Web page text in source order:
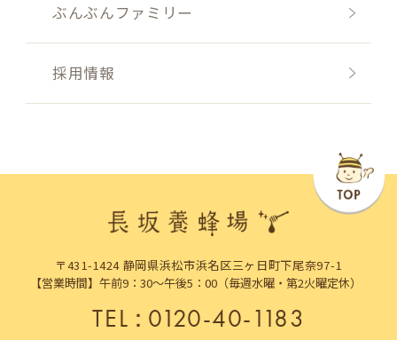
ぶんぶんファミリー
採用情報
〒431-1424 静岡県浜松市浜名区三ヶ日町下尾奈97-1
【営業時間】午前9：30～午後5：00（毎週水曜・第2火曜定休）
TEL：0120-40-1183